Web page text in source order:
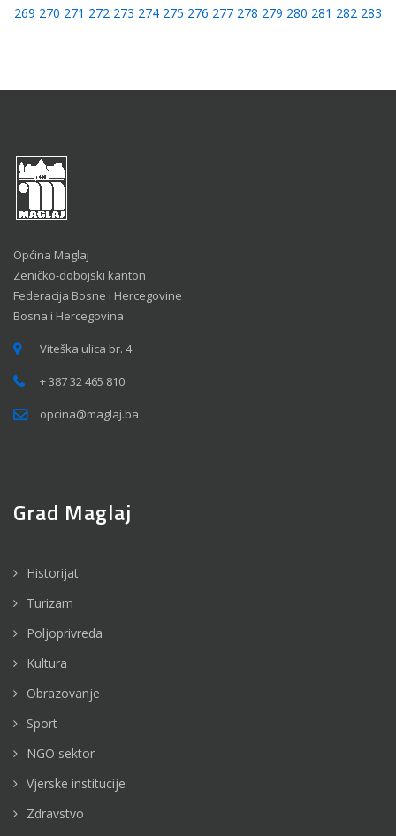
269 270 271 272 273 274 275 276 277 278 279 280 281 282 283
Općina Maglaj
Zeničko-dobojski kanton
Federacija Bosne i Hercegovine
Bosna i Hercegovina
Viteška ulica br. 4
+ 387 32 465 810
opcina@maglaj.ba
Grad Maglaj
Historijat
Turizam
Poljoprivreda
Kultura
Obrazovanje
Sport
NGO sektor
Vjerske institucije
Zdravstvo